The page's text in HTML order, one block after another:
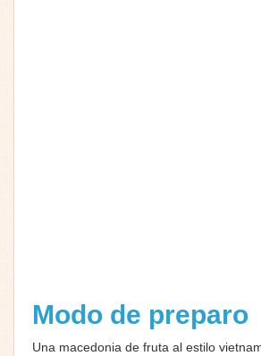
Modo de preparo
Una macedonia de fruta al estilo